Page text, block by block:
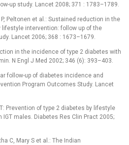
up study. Lancet 2008; 371 : 1783–1789.
Peltonen et al.: Sustained reduction in the
intervention: follow up of the
Lancet 2006; 368 : 1673–1679.
in the incidence of type 2 diabetes with
N Engl J Med 2002; 346 (6): 393–403.
follow-up of diabetes incidence and
Program Outcomes Study. Lancet
Prevention of type 2 diabetes by lifestyle
males. Diabetes Res Clin Pract 2005;
C, Mary S et al.: The Indian